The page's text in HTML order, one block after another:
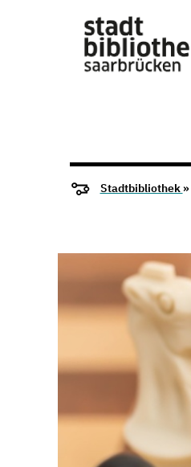
Stadtbibliothek »